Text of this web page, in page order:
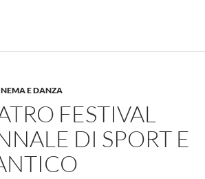
E DANZA
FESTIVAL
DI SPORT E